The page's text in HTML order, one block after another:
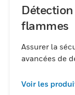
flammes
Assurer la
avancées de
Voir les